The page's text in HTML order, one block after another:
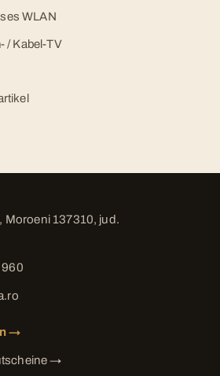
WLAN
/ Kabel-TV
Moroeni 137310, jud.
960
→
→